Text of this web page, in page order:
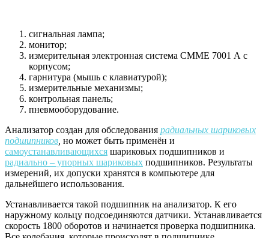
сигнальная лампа;
монитор;
измерительная электронная система СММЕ 7001 А с
корпусом;
гарнитура (мышь с клавиатурой);
измерительные механизмы;
контрольная панель;
пневмооборудование.
Анализатор создан для обследования радиальных шариковых
подшипников но может быть применён и
самоустанавливающихся шариковых подшипников и
радиально – упорных шариковых подшипников. Результаты
измерений, их допуски хранятся в компьютере для
дальнейшего использования.
Устанавливается такой подшипник на анализатор. К его
наружному кольцу подсоединяются датчики. Устанавливается
скорость 1800 оборотов и начинается проверка подшипника.